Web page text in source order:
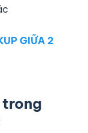
GIỮA 2
trong